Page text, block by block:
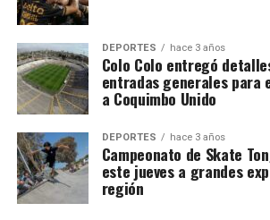
DEPORTES hace 3 años
Colo Colo entregó
entradas generales
a Coquimbo Unido
DEPORTES hace 3 años
Campeonato de Skate
este jueves a grandes
región